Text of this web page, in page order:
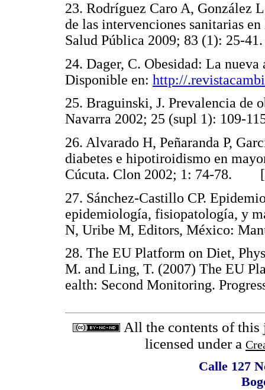
23. Rodríguez Caro A, González
de las intervenciones sanitarias
Salud Pública 2009; 83 (1):
24. Dager, C. Obesidad: La
Disponible en: http://
25. Braguinski, J. Prevalencia de
Navarra 2002; 25 (supl 1):
26. Alvarado H, Peñaranda P,
diabetes e hipotiroidismo en
Cúcuta. Clon 2002; 1: 74-78.
27. Sánchez-Castillo CP.
epidemiología, fisiopatología, y
N, Uribe M, Editors, México:
28. The EU Platform on Diet,
M. and Ling, T. (2007) The EU
ealth: Second Monitoring.
All the contents of this
licensed under a
Calle 127